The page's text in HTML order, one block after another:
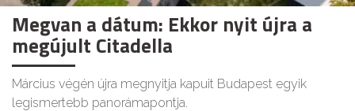
Megvan a dátum: Ekkor nyit újra a
megújult Citadella
Március végén újra megnyitja kapuit Budapest egyik
legismertebb panorámapontja.